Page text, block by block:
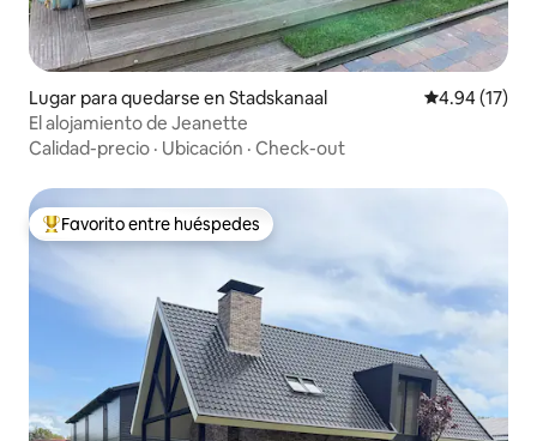
Lugar para quedarse en Stadskanaal Calificación
4.94 (17)
El alojamiento de Jeanette
Calidad-precio · Ubicación · Check-out
Favorito entre huéspedes preferido
Favorito entre huéspedes